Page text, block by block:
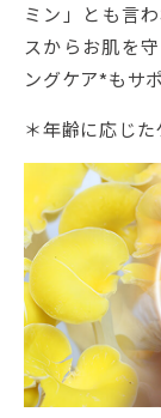
ミン」とも言
スからお肌を
ングケア*もサ
＊年齢に応じた